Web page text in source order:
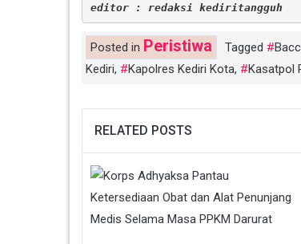
editor : redaksi kediritangguh
Posted in Peristiwa Tagged
Kediri, Kapolres Kediri Kota, Kasatpol
RELATED POSTS